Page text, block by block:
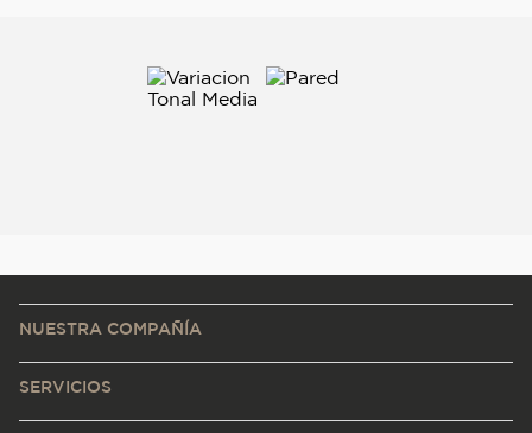
NUESTRA COMPAÑÍA
SERVICIOS